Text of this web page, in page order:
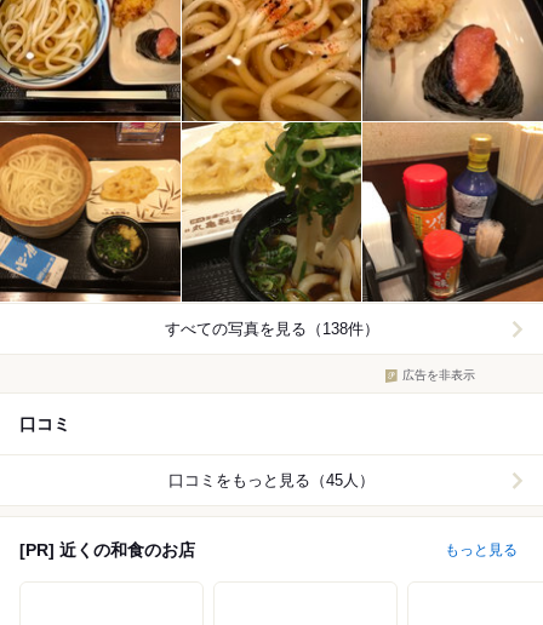
すべての写真を見る（138件）
広告を非表示
口コミ
口コミをもっと見る（45人）
[PR] 近くの和食のお店 もっと見る